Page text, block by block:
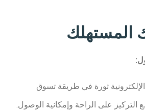
المستهلك​
ثورة في طريقة تسوق
التركيز على الراحة وإمكانية الوصول.